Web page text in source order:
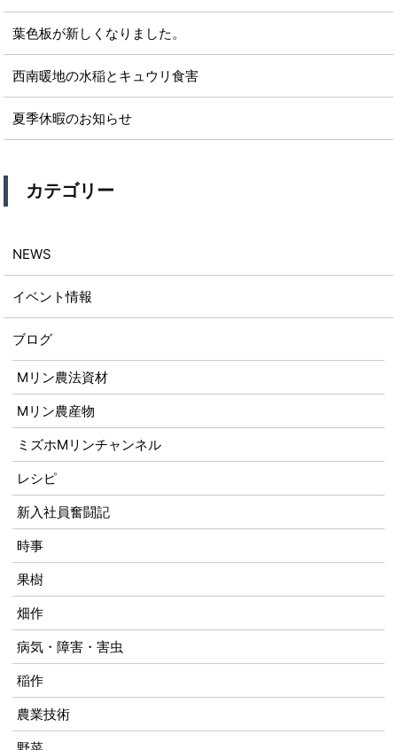
葉色板が新しくなりました。
西南暖地の水稲とキュウリ食害
夏季休暇のお知らせ
カテゴリー
NEWS
イベント情報
ブログ
Mリン農法資材
Mリン農産物
ミズホMリンチャンネル
レシピ
新入社員奮闘記
時事
果樹
畑作
病気・障害・害虫
稲作
農業技術